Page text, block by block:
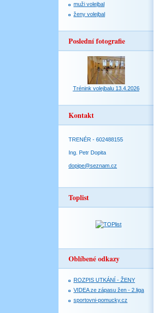
muži volejbal
ženy volejbal
Poslední fotografie
Trénink volejbalu 13.4.2026
Kontakt
TRENÉR - 602488155
Ing. Petr Dopita
dopipe@seznam.cz
Toplist
Oblíbené odkazy
ROZPIS UTKÁNÍ - ŽENY
VIDEA ze zápasu žen - 2.liga
sportovni-pomucky.cz